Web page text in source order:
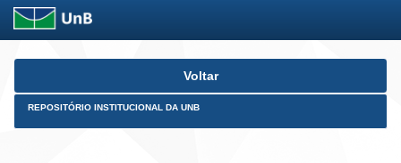
Skip
Voltar
REPOSITÓRIO INSTITUCIONAL DA UNB